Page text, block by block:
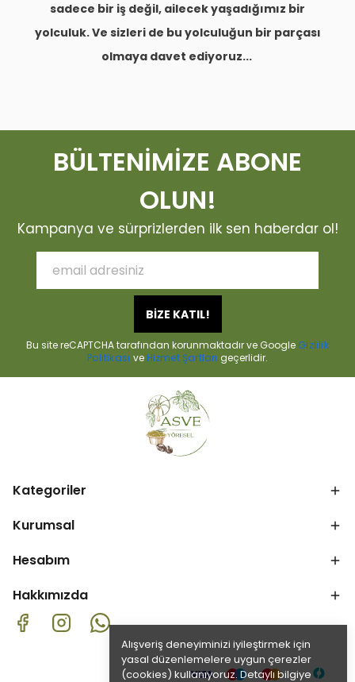
Alışveriş deneyiminizi iyileştirmek için
yasal düzenlemelere uygun çerezler
(cookies) kullanıyoruz. Detaylı bilgiye
sadece bir iş değil, ailecek yaşadığımız bir
yolculuk. Ve sizleri de bu yolculuğun bir parçası
olmaya davet ediyoruz...
BÜLTENİMİZE ABONE
OLUN!
Kampanya ve sürprizlerden ilk sen haberdar ol!
BİZE KATIL!
Bu site reCAPTCHA tarafından korunmaktadır ve Google Gizlilik
Politikası ve Hizmet Şartları geçerlidir.
Kategoriler
Kurumsal
Hesabım
Hakkımızda